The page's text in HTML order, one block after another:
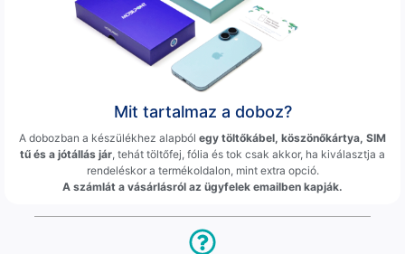
Mit tartalmaz a doboz?
A dobozban a készülékhez alapból egy töltőkábel, köszönőkártya, SIM
tű és a jótállás jár, tehát töltőfej, fólia és tok csak akkor, ha kiválasztja a
rendeléskor a termékoldalon, mint extra opció.
A számlát a vásárlásról az ügyfelek emailben kapják.